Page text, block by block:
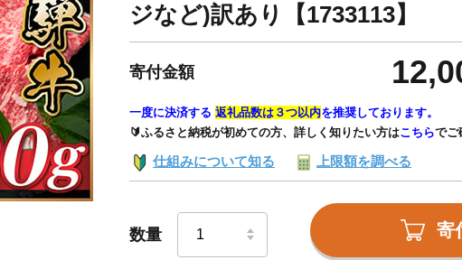
ジなど)訳あり【1733113】
寄付金額
一度に決済する 返礼品数は３つ以内を推奨しております。
🔰ふるさと納税が初めての方、詳しく知りたい方はこちらでご
仕組みについて知る 上限額を調べる
数量 寄